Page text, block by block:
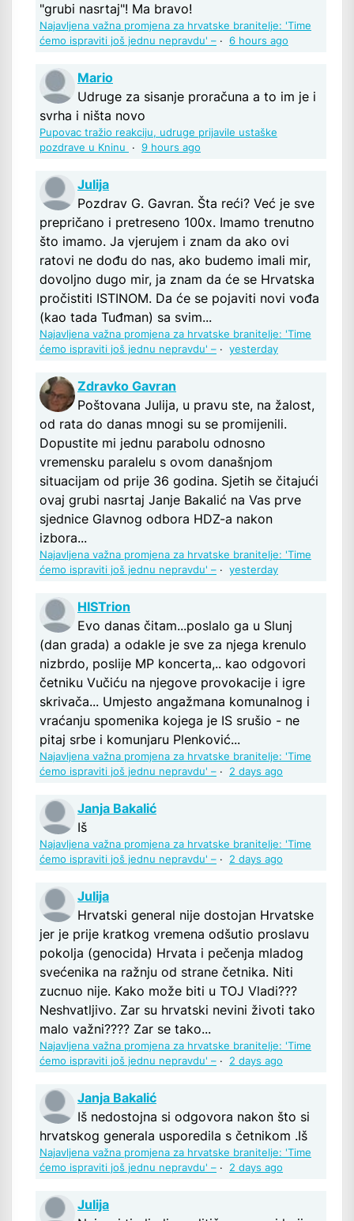
"grubi nasrtaj"! Ma bravo!
Najavljena važna promjena za hrvatske branitelje: 'Time
ćemo ispraviti još jednu nepravdu' – · 6 hours ago
Mario
Udruge za sisanje proračuna a to im je i
svrha i ništa novo
Pupovac tražio reakciju, udruge prijavile ustaške
pozdrave u Kninu
· 9 hours ago
Julija
Pozdrav G. Gavran. Šta reći? Već je sve
prepričano i pretreseno 100x. Imamo trenutno
što imamo. Ja vjerujem i znam da ako ovi
ratovi ne dođu do nas, ako budemo imali mir,
dovoljno dugo mir, ja znam da će se Hrvatska
pročistiti ISTINOM. Da će se pojaviti novi vođa
(kao tada Tuđman) sa svim...
Najavljena važna promjena za hrvatske branitelje: 'Time
ćemo ispraviti još jednu nepravdu' – · yesterday
Zdravko Gavran
Poštovana Julija, u pravu ste, na žalost,
od rata do danas mnogi su se promijenili.
Dopustite mi jednu parabolu odnosno
vremensku paralelu s ovom današnjom
situacijam od prije 36 godina. Sjetih se čitajući
ovaj grubi nasrtaj Janje Bakalić na Vas prve
sjednice Glavnog odbora HDZ-a nakon
izbora...
Najavljena važna promjena za hrvatske branitelje: 'Time
ćemo ispraviti još jednu nepravdu' – · yesterday
HISTrion
Evo danas čitam...poslalo ga u Slunj
(dan grada) a odakle je sve za njega krenulo
nizbrdo, poslije MP koncerta,.. kao odgovori
četniku Vučiću na njegove provokacije i igre
skrivača... Umjesto angažmana komunalnog i
vraćanju spomenika kojega je IS srušio - ne
pitaj srbe i komunjaru Plenković...
Najavljena važna promjena za hrvatske branitelje: 'Time
ćemo ispraviti još jednu nepravdu' – · 2 days ago
Janja Bakalić
Iš
Najavljena važna promjena za hrvatske branitelje: 'Time
ćemo ispraviti još jednu nepravdu' – · 2 days ago
Julija
Hrvatski general nije dostojan Hrvatske
jer je prije kratkog vremena odšutio proslavu
pokolja (genocida) Hrvata i pečenja mladog
svećenika na ražnju od strane četnika. Niti
zucnuo nije. Kako može biti u TOJ Vladi???
Neshvatljivo. Zar su hrvatski nevini životi tako
malo važni???? Zar se tako...
Najavljena važna promjena za hrvatske branitelje: 'Time
ćemo ispraviti još jednu nepravdu' – · 2 days ago
Janja Bakalić
Iš nedostojna si odgovora nakon što si
hrvatskog generala usporedila s četnikom .Iš
Najavljena važna promjena za hrvatske branitelje: 'Time
ćemo ispraviti još jednu nepravdu' – · 2 days ago
Julija